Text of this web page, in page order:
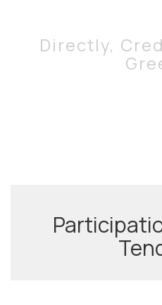
Directly,